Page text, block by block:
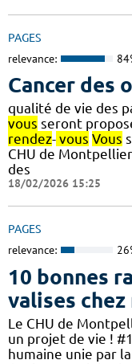
PAGES
relevance:
Cancer des
qualité de vie des
vous seront
rendez- vous Vous
CHU de
des
18/02/2026 15:25
PAGES
relevance:
10 bonnes
valises chez
Le CHU de
un projet de vie !
humaine unie par